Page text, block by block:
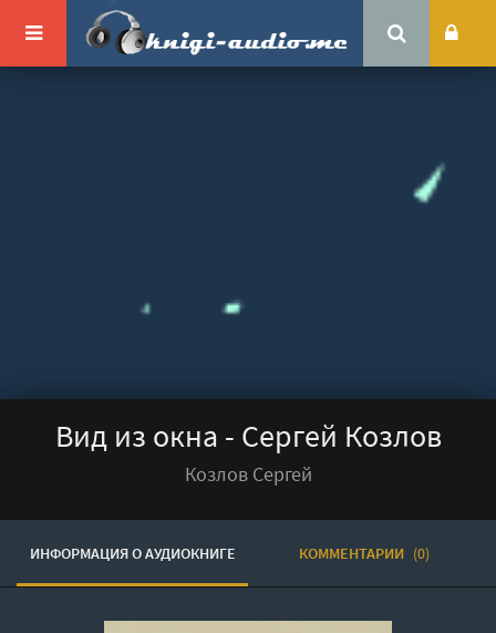
Вид из окна - Сергей Козлов
Козлов Сергей
ИНФОРМАЦИЯ О АУДИОКНИГЕ КОММЕНТАРИИ (0)